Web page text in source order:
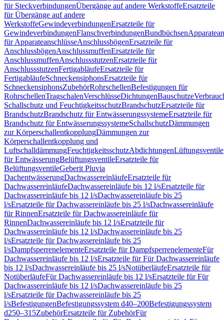
für SteckverbindungenÜbergänge auf andere WerkstoffeErsatzteile
für Übergänge auf andere
WerkstoffeGewindeverbindungenErsatzteile für
GewindeverbindungenFlanschverbindungenBundbüchsen
für ApparateanschlüsseAnschlussbögenErsatzteile für
AnschlussbögenAnschlussmuffenErsatzteile für
AnschlussmuffenAnschlussstutzenErsatzteile für
AnschlussstutzenFertigabläufeErsatzteile für
FertigabläufeSchneckensiphonsErsatzteile für
SchneckensiphonsZubehörRohrschellenBefestigungen für
RohrschellenTragschalenVerschlüsseDichtungenBauschutze
Schallschutz und FeuchtigkeitsschutzBrandschutzErsatzteile für
BrandschutzBrandschutz für EntwässerungssystemeErsatzteile für
Brandschutz für EntwässerungssystemeSchallschutzDämmungen
zur KörperschallentkopplungDämmungen zur
Körperschallentkopplung und
LuftschalldämmungFeuchtigkeitsschutzAbdichtungenLüftungsventile
für EntwässerungBelüftungsventileErsatzteile für
BelüftungsventileGeberit Pluvia
DachentwässerungDachwassereinläufeErsatzteile für
DachwassereinläufeDachwassereinläufe bis 12 l/sErsatzteile für
Dachwassereinläufe bis 12 l/sDachwassereinläufe bis 25
l/sErsatzteile für Dachwassereinläufe bis 25 l/sDachwassereinläufe
für RinnenErsatzteile für Dachwassereinläufe für
RinnenDachwassereinläufe bis 12 l/sErsatzteile für
Dachwassereinläufe bis 12 l/sDachwassereinläufe bis 25
l/sErsatzteile für Dachwassereinläufe bis 25
l/sDampfsperrenelementeErsatzteile für DampfsperrenelementeFür
Dachwassereinläufe bis 12 l/sErsatzteile für Für Dachwassereinläufe
bis 12 l/sDachwassereinläufe bis 25 l/sNotüberläufeErsatzteile für
NotüberläufeFür Dachwassereinläufe bis 12 l/sErsatzteile für Für
Dachwassereinläufe bis 12 l/sDachwassereinläufe bis 25
l/sErsatzteile für Dachwassereinläufe bis 25
l/sBefestigungenBefestigungssystem d40–200Befestigungssystem
d250–315ZubehörErsatzteile für ZubehörFür